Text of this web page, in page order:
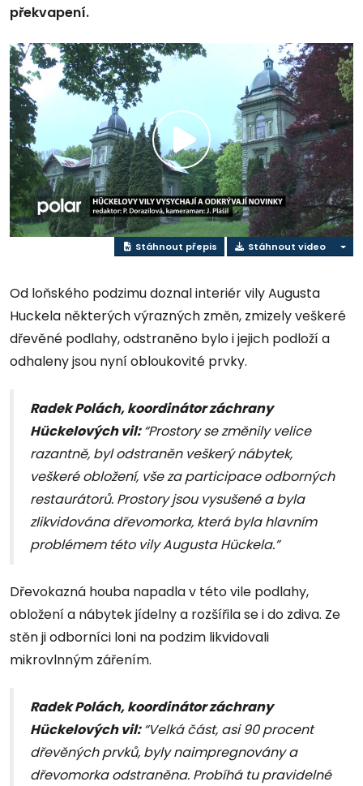
překvapení.
Přehrát
video
Stáhnout přepis Stáhnout video
Od loňského podzimu doznal interiér vily Augusta
Huckela některých výrazných změn, zmizely veškeré
dřevěné podlahy, odstraněno bylo i jejich podloží a
odhaleny jsou nyní obloukovité prvky.
Radek Polách, koordinátor záchrany
Hückelových vil:“Prostory se změnily velice
razantně, byl odstraněn veškerý nábytek,
veškeré obložení, vše za participace odborných
restaurátorů. Prostory jsou vysušené a byla
zlikvidována dřevomorka, která byla hlavním
problémem této vily Augusta Hückela.”
Dřevokazná houba napadla v této vile podlahy,
obložení a nábytek jídelny a rozšířila se i do zdiva. Ze
stěn ji odborníci loni na podzim likvidovali
mikrovlnným zářením.
Radek Polách, koordinátor záchrany
Hückelových vil:“Velká část, asi 90 procent
dřevěných prvků, byly naimpregnovány a
dřevomorka odstraněna. Probíhá tu pravidelné